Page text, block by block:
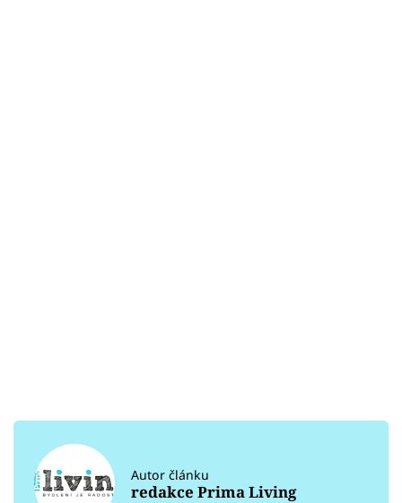
Autor článku
redakce Prima Living